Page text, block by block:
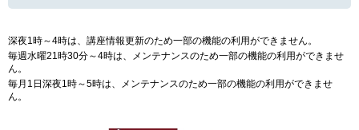
深夜1時～4時は、講座情報更新のため一部の機能の利用ができません。
毎週水曜21時30分～4時は、メンテナンスのため一部の機能の利用ができませ
ん。
毎月1日深夜1時～5時は、メンテナンスのため一部の機能の利用ができませ
ん。